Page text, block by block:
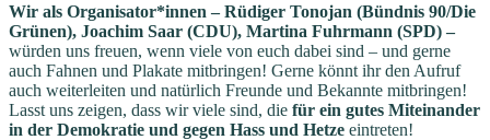
Wir als Organisator*innen – Rüdiger Tonojan (Bündnis 90/Die
Grünen), Joachim Saar (CDU), Martina Fuhrmann (SPD) –
würden uns freuen, wenn viele von euch dabei sind – und gerne
auch Fahnen und Plakate mitbringen! Gerne könnt ihr den Aufruf
auch weiterleiten und natürlich Freunde und Bekannte mitbringen!
Lasst uns zeigen, dass wir viele sind, die für ein gutes Miteinander
in der Demokratie und gegen Hass und Hetze eintreten!